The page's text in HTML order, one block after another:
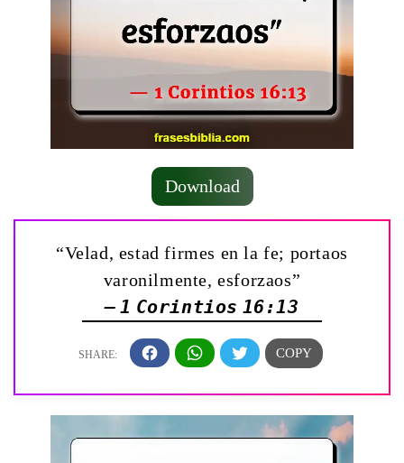
Download
“Velad, estad firmes en la fe; portaos
varonilmente, esforzaos”
— 1 Corintios 16:13